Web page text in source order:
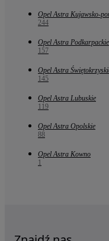
Opel Astra Kujawsko-
244
Opel Astra Podkarpackie
157
Opel Astra
145
Opel Astra Lubuskie
119
Opel Astra Opolskie
88
Opel Astra Kowno
1